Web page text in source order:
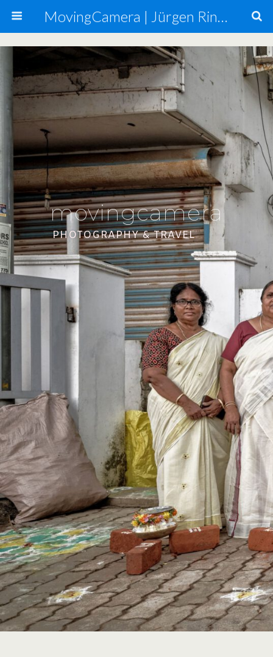
MovingCamera | Jürgen Ringmann, Mario Carta
movingcamera
PHOTOGRAPHY & TRAVEL